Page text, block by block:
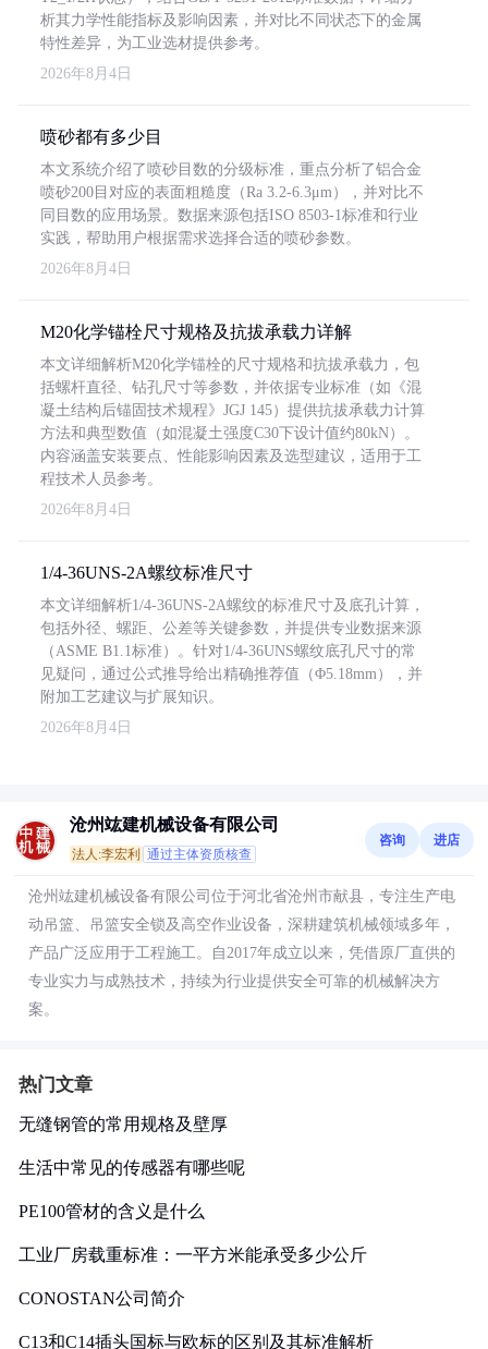
析其力学性能指标及影响因素，并对比不同状态下的金属
特性差异，为工业选材提供参考。
2026年8月4日
喷砂都有多少目
本文系统介绍了喷砂目数的分级标准，重点分析了铝合金
喷砂200目对应的表面粗糙度（Ra 3.2-6.3μm），并对比不
同目数的应用场景。数据来源包括ISO 8503-1标准和行业
实践，帮助用户根据需求选择合适的喷砂参数。
2026年8月4日
M20化学锚栓尺寸规格及抗拔承载力详解
本文详细解析M20化学锚栓的尺寸规格和抗拔承载力，包
括螺杆直径、钻孔尺寸等参数，并依据专业标准（如《混
凝土结构后锚固技术规程》JGJ 145）提供抗拔承载力计算
方法和典型数值（如混凝土强度C30下设计值约80kN）。
内容涵盖安装要点、性能影响因素及选型建议，适用于工
程技术人员参考。
2026年8月4日
1/4-36UNS-2A螺纹标准尺寸
本文详细解析1/4-36UNS-2A螺纹的标准尺寸及底孔计算，
包括外径、螺距、公差等关键参数，并提供专业数据来源
（ASME B1.1标准）。针对1/4-36UNS螺纹底孔尺寸的常
见疑问，通过公式推导给出精确推荐值（Φ5.18mm），并
附加工艺建议与扩展知识。
2026年8月4日
沧州竑建机械设备有限公司
法人:李宏利 通过主体资质核查
咨询 进店
沧州竑建机械设备有限公司位于河北省沧州市献县，专注生产电
动吊篮、吊篮安全锁及高空作业设备，深耕建筑机械领域多年，
产品广泛应用于工程施工。自2017年成立以来，凭借原厂直供的
专业实力与成熟技术，持续为行业提供安全可靠的机械解决方
案。
热门文章
无缝钢管的常用规格及壁厚
生活中常见的传感器有哪些呢
PE100管材的含义是什么
工业厂房载重标准：一平方米能承受多少公斤
CONOSTAN公司简介
C13和C14插头国标与欧标的区别及其标准解析